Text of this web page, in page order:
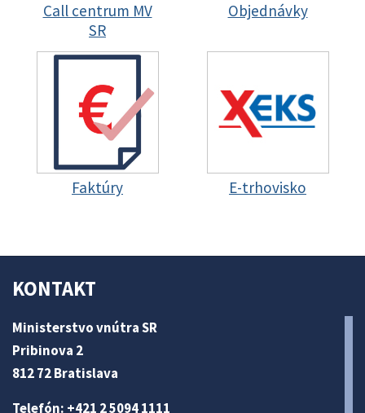
Call centrum MV
SR
Objednávky
Faktúry E-trhovisko
KONTAKT
Ministerstvo vnútra SR
Pribinova 2
812 72 Bratislava
Telefón: +421 2 5094 1111